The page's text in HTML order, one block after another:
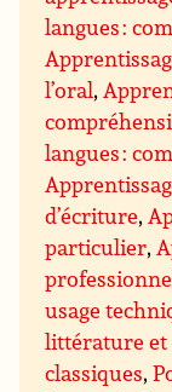
langues :
l’oral,
langues :
d’écriture,
particulier,
usage
littérature et
classiques,